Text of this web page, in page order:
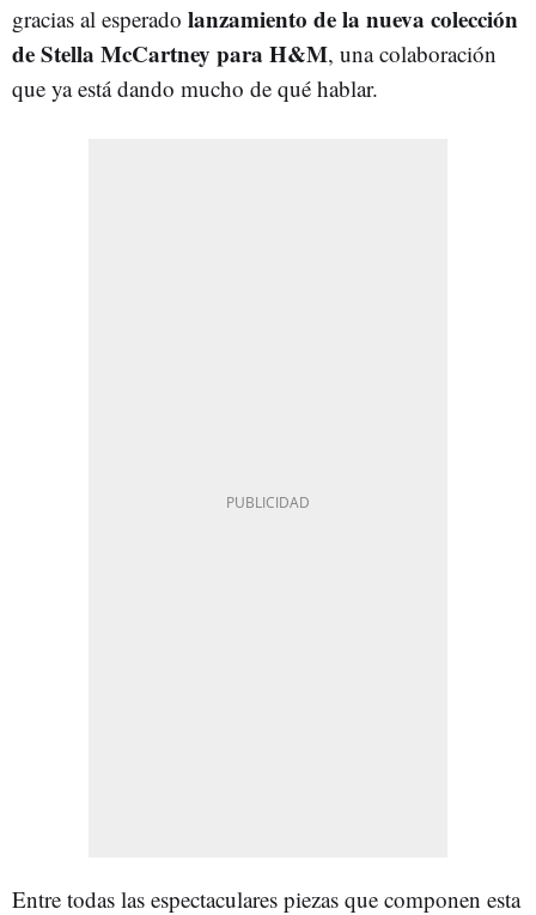
gracias al esperado lanzamiento de la nueva colección
de Stella McCartney para H&M, una colaboración
que ya está dando mucho de qué hablar.
Entre todas las espectaculares piezas que componen esta